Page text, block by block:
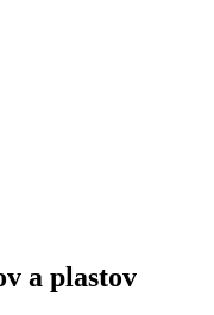
a plastov